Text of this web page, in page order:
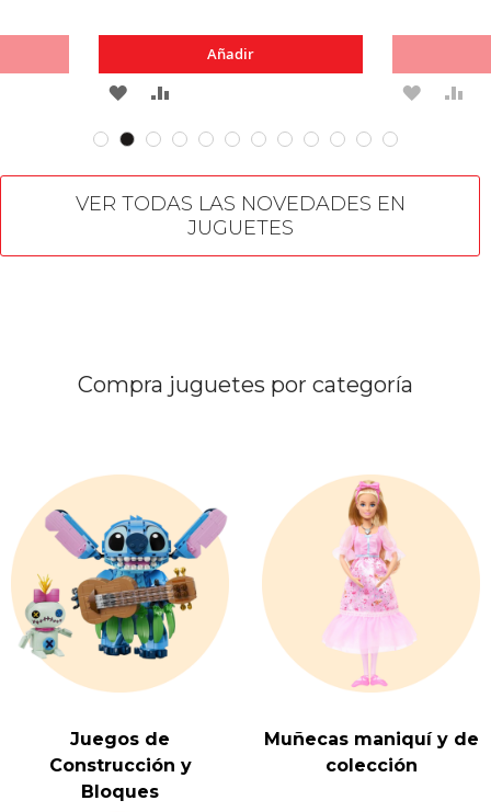
Añadir
AGREGAR
A
FAVORITOS
PARA
VER TODAS LAS NOVEDADES EN
JUGUETES
Compra juguetes por categoría
Juegos de
Construcción y
Bloques
Muñecas maniquí y de
colección